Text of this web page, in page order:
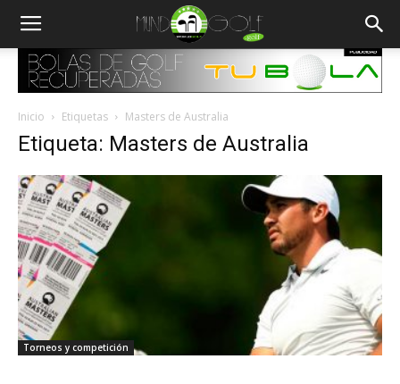
Inicio Etiquetas Masters de Australia
Etiqueta: Masters de Australia
Torneos y competición